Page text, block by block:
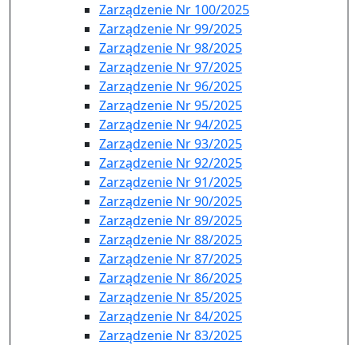
Zarządzenie Nr 100/2025
Zarządzenie Nr 99/2025
Zarządzenie Nr 98/2025
Zarządzenie Nr 97/2025
Zarządzenie Nr 96/2025
Zarządzenie Nr 95/2025
Zarządzenie Nr 94/2025
Zarządzenie Nr 93/2025
Zarządzenie Nr 92/2025
Zarządzenie Nr 91/2025
Zarządzenie Nr 90/2025
Zarządzenie Nr 89/2025
Zarządzenie Nr 88/2025
Zarządzenie Nr 87/2025
Zarządzenie Nr 86/2025
Zarządzenie Nr 85/2025
Zarządzenie Nr 84/2025
Zarządzenie Nr 83/2025